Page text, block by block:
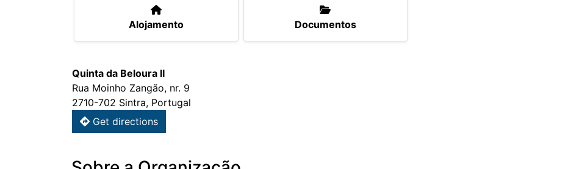
Alojamento Documentos
Quinta da Beloura II
Rua Moinho Zangão, nr. 9
2710-702 Sintra, Portugal
Get directions